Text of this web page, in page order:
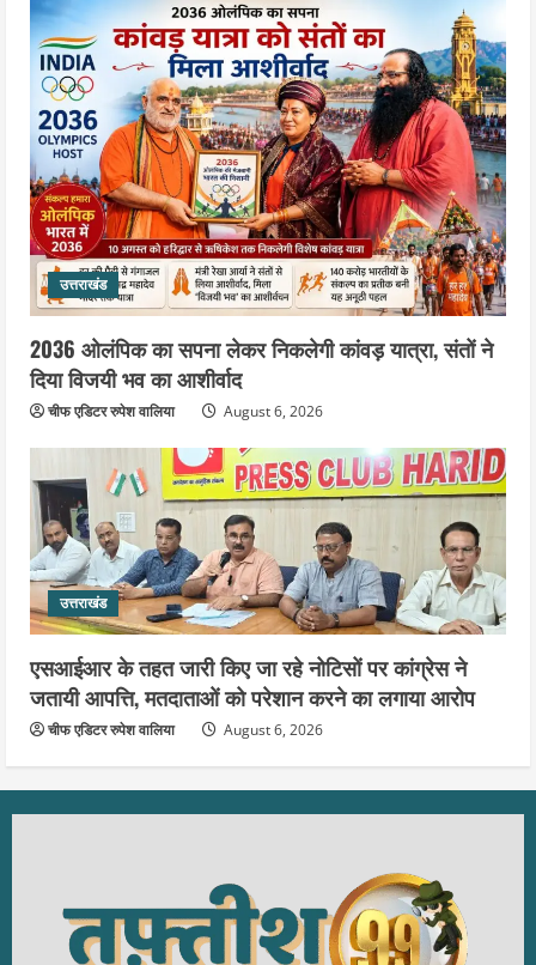
उत्तराखंड
2036 ओलंपिक का सपना लेकर निकलेगी कांवड़ यात्रा, संतों ने
दिया विजयी भव का आशीर्वाद
चीफ एडिटर रुपेश वालिया August 6, 2026
उत्तराखंड
एसआईआर के तहत जारी किए जा रहे नोटिसों पर कांग्रेस ने
जतायी आपत्ति, मतदाताओं को परेशान करने का लगाया आरोप
चीफ एडिटर रुपेश वालिया August 6, 2026